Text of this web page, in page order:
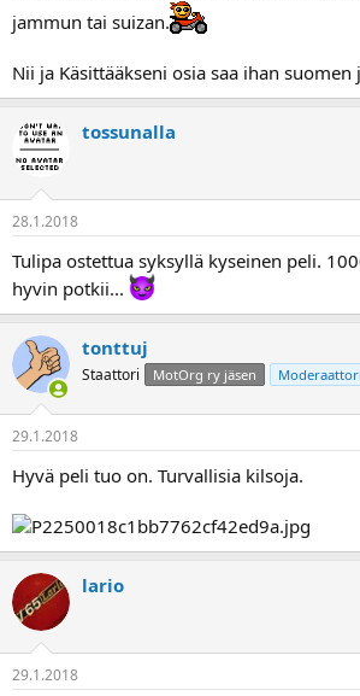
jammun tai suizan.
Nii ja Käsittääkseni osia saa ihan
tossunalla
28.1.2018
Tulipa ostettua syksyllä kyseinen peli.
hyvin potkii...
tonttuj
Staattori MotOrg ry jäsen Moderaattori
29.1.2018
Hyvä peli tuo on. Turvallisia kilsoja.
lario
29.1.2018